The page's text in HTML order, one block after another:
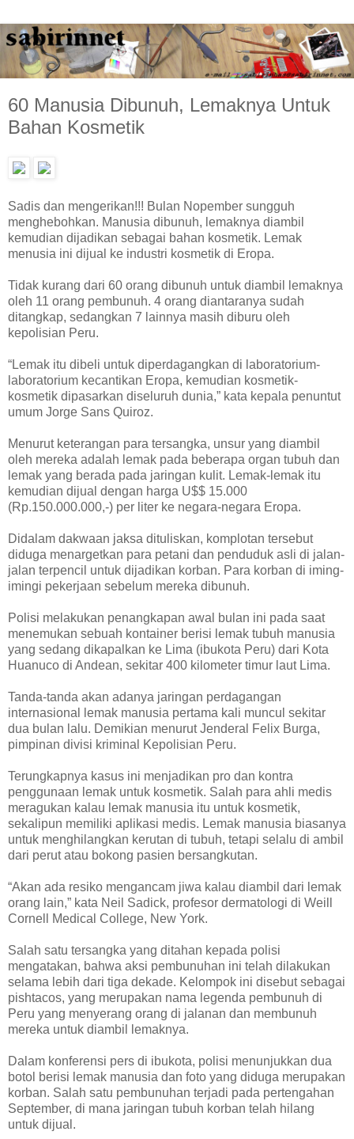
60 Manusia Dibunuh, Lemaknya Untuk
Bahan Kosmetik
Sadis dan mengerikan!!! Bulan Nopember sungguh
menghebohkan. Manusia dibunuh, lemaknya diambil
kemudian dijadikan sebagai bahan kosmetik. Lemak
menusia ini dijual ke industri kosmetik di Eropa.
Tidak kurang dari 60 orang dibunuh untuk diambil lemaknya
oleh 11 orang pembunuh. 4 orang diantaranya sudah
ditangkap, sedangkan 7 lainnya masih diburu oleh
kepolisian Peru.
“Lemak itu dibeli untuk diperdagangkan di laboratorium-
laboratorium kecantikan Eropa, kemudian kosmetik-
kosmetik dipasarkan diseluruh dunia,” kata kepala penuntut
umum Jorge Sans Quiroz.
Menurut keterangan para tersangka, unsur yang diambil
oleh mereka adalah lemak pada beberapa organ tubuh dan
lemak yang berada pada jaringan kulit. Lemak-lemak itu
kemudian dijual dengan harga U$$ 15.000
(Rp.150.000.000,-) per liter ke negara-negara Eropa.
Didalam dakwaan jaksa dituliskan, komplotan tersebut
diduga menargetkan para petani dan penduduk asli di jalan-
jalan terpencil untuk dijadikan korban. Para korban di iming-
imingi pekerjaan sebelum mereka dibunuh.
Polisi melakukan penangkapan awal bulan ini pada saat
menemukan sebuah kontainer berisi lemak tubuh manusia
yang sedang dikapalkan ke Lima (ibukota Peru) dari Kota
Huanuco di Andean, sekitar 400 kilometer timur laut Lima.
Tanda-tanda akan adanya jaringan perdagangan
internasional lemak manusia pertama kali muncul sekitar
dua bulan lalu. Demikian menurut Jenderal Felix Burga,
pimpinan divisi kriminal Kepolisian Peru.
Terungkapnya kasus ini menjadikan pro dan kontra
penggunaan lemak untuk kosmetik. Salah para ahli medis
meragukan kalau lemak manusia itu untuk kosmetik,
sekalipun memiliki aplikasi medis. Lemak manusia biasanya
untuk menghilangkan kerutan di tubuh, tetapi selalu di ambil
dari perut atau bokong pasien bersangkutan.
“Akan ada resiko mengancam jiwa kalau diambil dari lemak
orang lain,” kata Neil Sadick, profesor dermatologi di Weill
Cornell Medical College, New York.
Salah satu tersangka yang ditahan kepada polisi
mengatakan, bahwa aksi pembunuhan ini telah dilakukan
selama lebih dari tiga dekade. Kelompok ini disebut sebagai
pishtacos, yang merupakan nama legenda pembunuh di
Peru yang menyerang orang di jalanan dan membunuh
mereka untuk diambil lemaknya.
Dalam konferensi pers di ibukota, polisi menunjukkan dua
botol berisi lemak manusia dan foto yang diduga merupakan
korban. Salah satu pembunuhan terjadi pada pertengahan
September, di mana jaringan tubuh korban telah hilang
untuk dijual.